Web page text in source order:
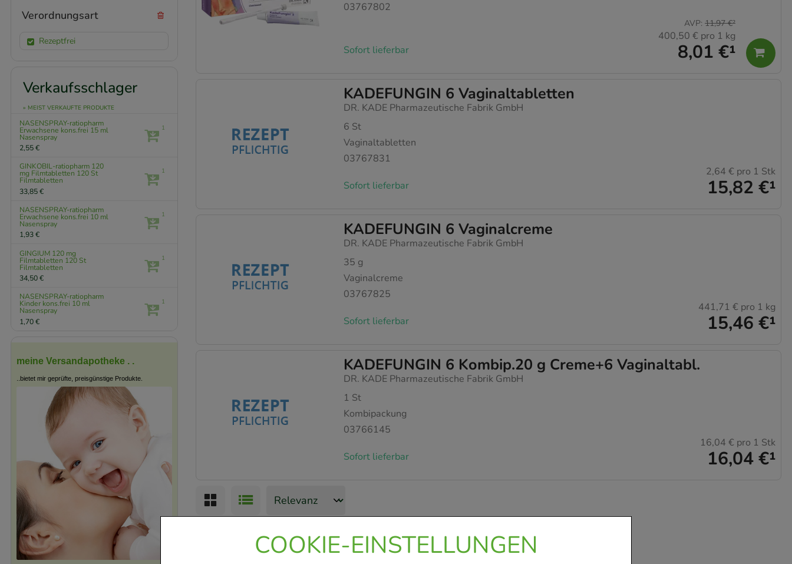
COOKIE-EINSTELLUNGEN
03767802
Sofort lieferbar 8,01 €¹
AVP: 11,97 €²
400,50 € pro 1 kg
KADEFUNGIN 6 Vaginaltabletten
DR. KADE Pharmazeutische Fabrik GmbH
6 St
Vaginaltabletten
03767831
Sofort lieferbar 15,82 €¹
2,64 € pro 1 Stk
KADEFUNGIN 6 Vaginalcreme
DR. KADE Pharmazeutische Fabrik GmbH
35 g
Vaginalcreme
03767825
Sofort lieferbar 15,46 €¹
441,71 € pro 1 kg
KADEFUNGIN 6 Kombip.20 g Creme+6 Vaginaltabl.
DR. KADE Pharmazeutische Fabrik GmbH
1 St
Kombipackung
03766145
Sofort lieferbar 16,04 €¹
16,04 € pro 1 Stk
Verordnungsart
Rezeptfrei
Verkaufsschlager
» MEIST VERKAUFTE PRODUKTE
NASENSPRAY-ratiopharm
Erwachsene kons.frei 15 ml
Nasenspray
2,55 €
1
GINKOBIL-ratiopharm 120
mg Filmtabletten 120 St
Filmtabletten
33,85 €
1
NASENSPRAY-ratiopharm
Erwachsene kons.frei 10 ml
Nasenspray
1,93 €
1
GINGIUM 120 mg
Filmtabletten 120 St
Filmtabletten
34,50 €
1
NASENSPRAY-ratiopharm
Kinder kons.frei 10 ml
Nasenspray
1,70 €
1
meine Versandapotheke . .
..bietet mir geprüfte, preisgünstige Produkte.